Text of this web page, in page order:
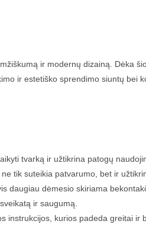
ir modernų dizainą. Dėka
ir estetiško sprendimo siuntų bei
tvarką ir užtikrina patogų
tik suteikia patvarumo, bet ir
daugiau dėmesio skiriama
ir saugumą.
kurios padeda greitai ir